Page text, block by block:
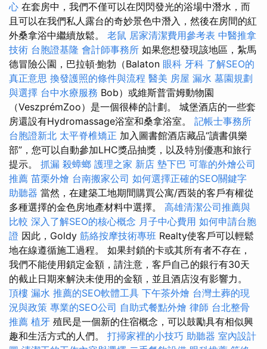
心 在套房中，我們不僅可以在閃閃發光的浴場中潛水，而
且可以在我們私人露台的奇妙景色中潛入，然後在房間的紅
外桑拿浴中繼續放鬆。 老鼠 居家清潔費用參考表 中醫推拿
技術 台胞證基隆 會計師事務所 如果您想發現該地區，紮馬
德冒險公園，巴拉頓·鮑勃（Balaton 眼科 牙科 了解SEO的
真正意思 換發護照的條件與流程 醫美 房屋 漏水 墓園規劃
與選擇 台中水療服務 Bob）或維斯普雷姆動物園
（VeszprémZoo）是一個很棒的計劃。 城堡酒店的一些套
房還設有Hydromassage浴室和桑拿浴室。 記帳士事務所
台胞證新北 太平脊椎矯正 加入圖書館酒店藏品“讀書俱樂
部”，您可以自動參加LHC獎品抽獎，以及特別優惠和旅行
提示。 抓漏 殺蟑螂 護理之家 新店 墊下巴 可靠的外燴公司
推薦 苗栗外燴 台南搬家公司 如何選擇正確的SEO關鍵字
助聽器 當然，在建築工地期間購買公寓/西裝的客戶有權從
多種選擇的金色房地產材料中選擇。 高雄清潔公司推薦與
比較 深入了解SEO的核心概念 月子中心費用 如何申請台胞
證 因此，Goldy 筋絡按摩技術專班 Realty使客戶可以輕鬆
地在線遵循施工過程。 如果封鎖的卡或其所有者不存在，
我們不能使用鎖定金額，請注意，客戶自己的銀行有30天
的截止日期來解決未使用的金額，並且酒店沒有影響力。
頂樓 漏水 推薦的SEO軟體工具 下午茶外燴 台灣土葬的現
況與政策 專業的SEO公司 自助式餐點外燴 律師 台北整骨
推薦 植牙 殖民是一個新的住宿概念，可以鼓勵具有相似興
趣和生活方式的人們。 打掃家裡的小技巧 助聽器 室內設計